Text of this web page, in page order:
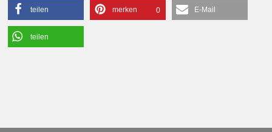
teilen merken 0 E-Mail
teilen